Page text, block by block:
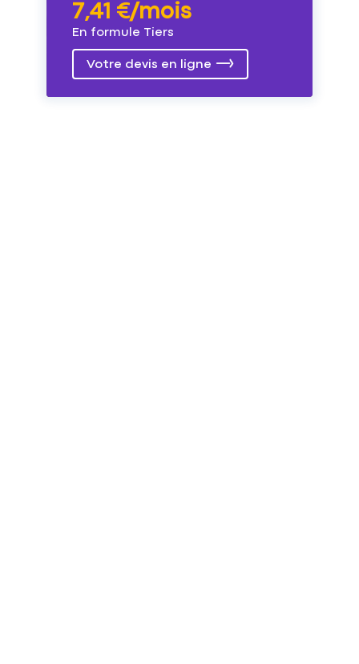
7,41 €/mois
En formule Tiers
Votre devis en ligne